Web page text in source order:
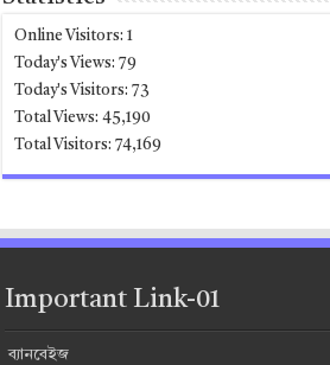
Online Visitors:1
Today's Views:79
Today's Visitors:73
Total Views:45,190
Total Visitors:74,169
Important Link-01
ব্যানবেইজ